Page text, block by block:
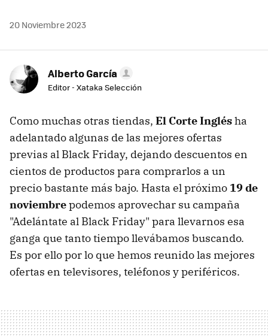
20 Noviembre 2023
Alberto García
Editor - Xataka Selección
Como muchas otras tiendas, El Corte Inglésha
adelantado algunas de las mejores ofertas
previas al Black Friday, dejando descuentos en
cientos de productos para comprarlos a un
precio bastante más bajo. Hasta el próximo 19 de
noviembrepodemos aprovechar su campaña
"Adelántate al Black Friday" para llevarnos esa
ganga que tanto tiempo llevábamos buscando.
Es por ello por lo que hemos reunido las mejores
ofertas en televisores, teléfonos y periféricos.